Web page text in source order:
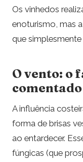
Os vinhedos
enoturismo, mas
que
O vento: o
comentado
A influência
forma de brisas
ao entardecer.
fúngicas (que